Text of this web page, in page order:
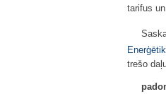
tarifus
trešo